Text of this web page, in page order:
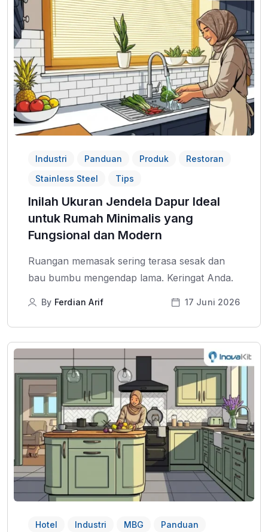
Industri Panduan Produk
Restoran
Stainless Steel
Tips
Inilah Ukuran Jendela Dapur Ideal
untuk Rumah Minimalis yang
Fungsional dan Modern
Ruangan memasak sering terasa sesak dan
bau bumbu mengendap lama. Keringat Anda.
By Ferdian Arif 17 Juni 2026
Hotel Industri MBG
Panduan